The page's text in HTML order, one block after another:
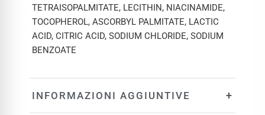
TETRAISOPALMITATE, LECITHIN, NIACINAMIDE,
TOCOPHEROL, ASCORBYL PALMITATE, LACTIC
ACID, CITRIC ACID, SODIUM CHLORIDE, SODIUM
BENZOATE
INFORMAZIONI AGGIUNTIVE +